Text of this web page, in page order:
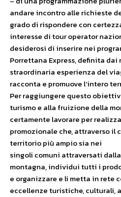
andare incontro alle richieste
grado di rispondere con
interesse di tour operator
desiderosi di inserire nei
Porrettana Express, definita dai
straordinaria esperienza del
racconta e promuove l’intero
Per raggiungere questo
turismo e alla fruizione della
certamente lavorare per
promozionale che, attraverso il
territorio più ampio sia nei
singoli comuni attraversati
montagna, individui tutti i
e organizzare e li metta in rete
eccellenze turistiche, culturali,